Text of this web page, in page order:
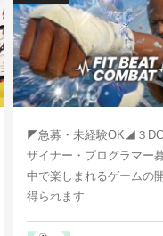
◤急募・未経験OK◢３
ザイナー・プログラマー
中で楽しまれるゲームの
得られます